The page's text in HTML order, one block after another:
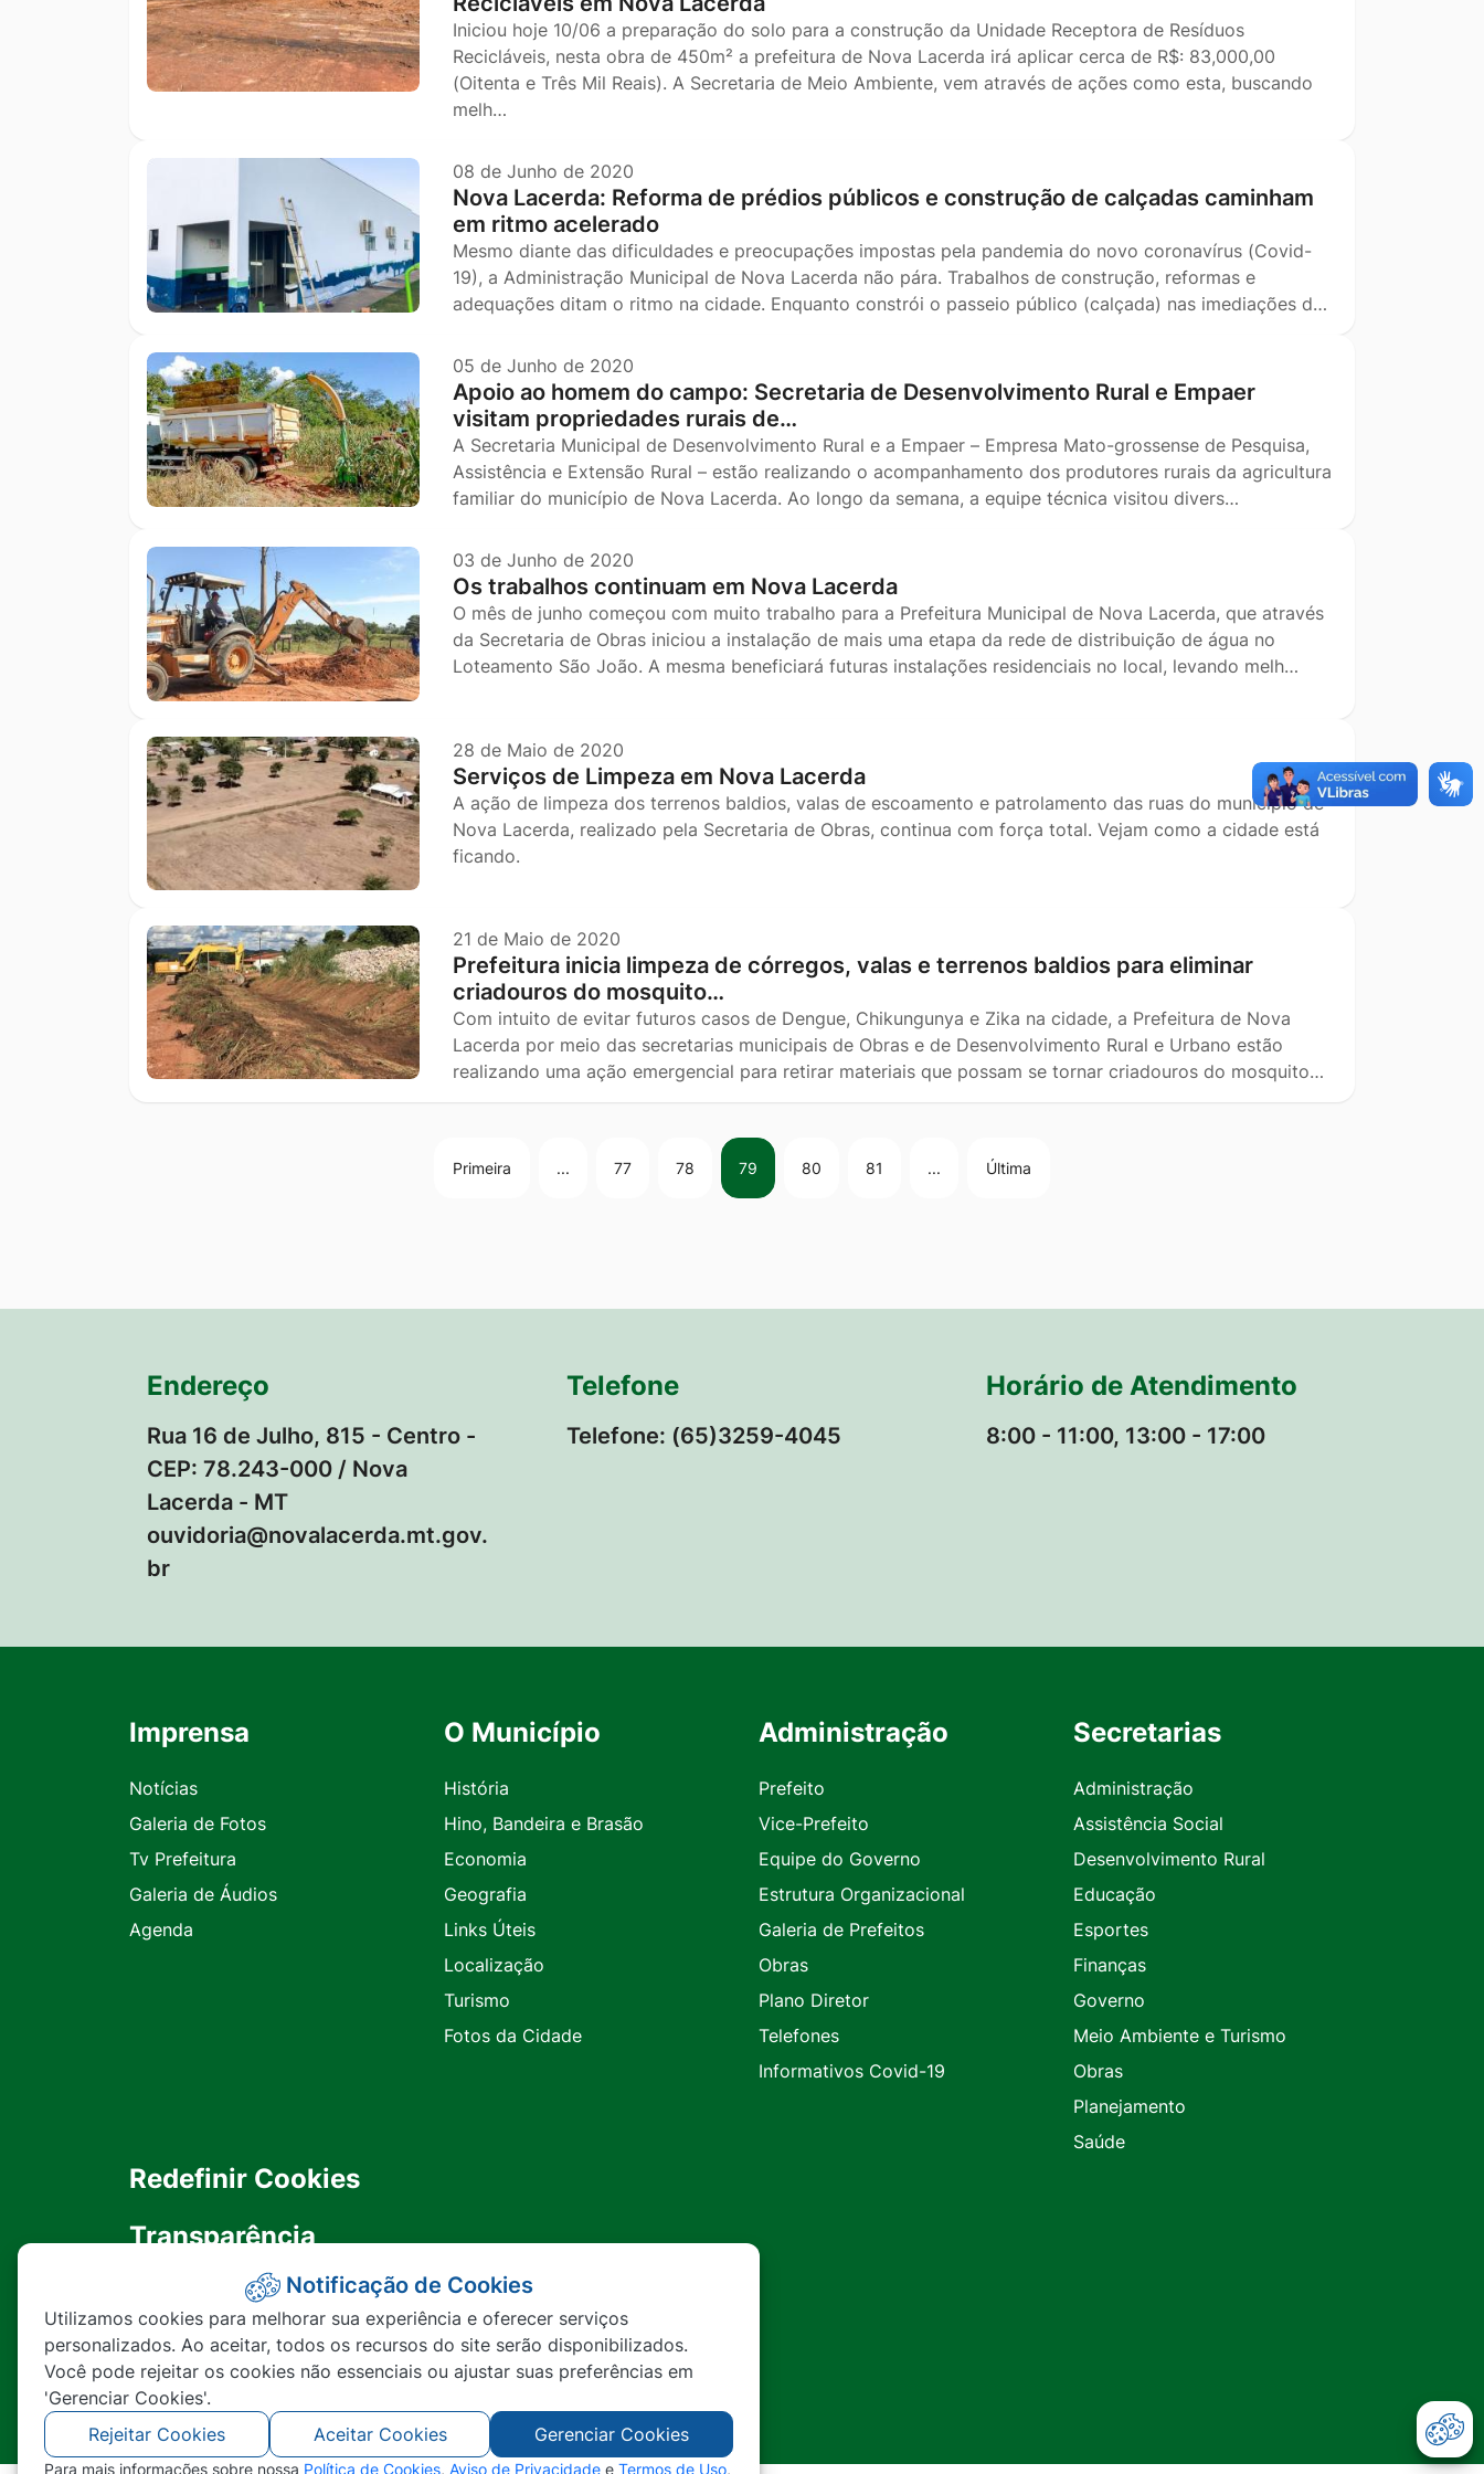
Iniciou hoje 10/06 a preparação do solo para a construção da Unidade Receptora de Resíduos
Recicláveis, nesta obra de 450m² a prefeitura de Nova Lacerda irá aplicar cerca de R$: 83,000,00
(Oitenta e Três Mil Reais). A Secretaria de Meio Ambiente, vem através de ações como esta, buscando
melh…
08 de Junho de 2020
Nova Lacerda: Reforma de prédios públicos e construção de calçadas caminham
em ritmo acelerado
Mesmo diante das dificuldades e preocupações impostas pela pandemia do novo coronavírus (Covid-
19), a Administração Municipal de Nova Lacerda não pára. Trabalhos de construção, reformas e
adequações ditam o ritmo na cidade. Enquanto constrói o passeio público (calçada) nas imediações d…
05 de Junho de 2020
Apoio ao homem do campo: Secretaria de Desenvolvimento Rural e Empaer
visitam propriedades rurais de…
A Secretaria Municipal de Desenvolvimento Rural e a Empaer – Empresa Mato-grossense de Pesquisa,
Assistência e Extensão Rural – estão realizando o acompanhamento dos produtores rurais da agricultura
familiar do município de Nova Lacerda. Ao longo da semana, a equipe técnica visitou divers…
03 de Junho de 2020
Os trabalhos continuam em Nova Lacerda
O mês de junho começou com muito trabalho para a Prefeitura Municipal de Nova Lacerda, que através
da Secretaria de Obras iniciou a instalação de mais uma etapa da rede de distribuição de água no
Loteamento São João. A mesma beneficiará futuras instalações residenciais no local, levando melh…
28 de Maio de 2020
Serviços de Limpeza em Nova Lacerda
A ação de limpeza dos terrenos baldios, valas de escoamento e patrolamento das ruas do município de
Nova Lacerda, realizado pela Secretaria de Obras, continua com força total. Vejam como a cidade está
ficando.
21 de Maio de 2020
Prefeitura inicia limpeza de córregos, valas e terrenos baldios para eliminar
criadouros do mosquito…
Com intuito de evitar futuros casos de Dengue, Chikungunya e Zika na cidade, a Prefeitura de Nova
Lacerda por meio das secretarias municipais de Obras e de Desenvolvimento Rural e Urbano estão
realizando uma ação emergencial para retirar materiais que possam se tornar criadouros do mosquito…
Primeira ... 77 78 79 80 81 ... Última
Endereço
Rua 16 de Julho, 815 - Centro -
CEP: 78.243-000 / Nova
Lacerda - MT
ouvidoria@novalacerda.mt.gov.
br
Telefone
Telefone: (65)3259-4045
Horário de Atendimento
8:00 - 11:00, 13:00 - 17:00
Seção do Rodapé e Contato
Imprensa
Notícias
Galeria de Fotos
Tv Prefeitura
Galeria de Áudios
Agenda
O Município
História
Hino, Bandeira e Brasão
Economia
Geografia
Links Úteis
Localização
Turismo
Fotos da Cidade
Administração
Prefeito
Vice-Prefeito
Equipe do Governo
Estrutura Organizacional
Galeria de Prefeitos
Obras
Plano Diretor
Telefones
Informativos Covid-19
Secretarias
Administração
Assistência Social
Desenvolvimento Rural
Educação
Esportes
Finanças
Governo
Meio Ambiente e Turismo
Obras
Planejamento
Saúde
Redefinir Cookies
Transparência
Ouvidoria
SIC
Notificação de Cookies
Utilizamos cookies para melhorar sua experiência e oferecer serviços
personalizados. Ao aceitar, todos os recursos do site serão disponibilizados.
Você pode rejeitar os cookies não essenciais ou ajustar suas preferências em
'Gerenciar Cookies'.
Rejeitar Cookies
Aceitar Cookies Gerenciar Cookies
Para mais informações sobre nossa Política de Cookies, Aviso de Privacidade e Termos de Uso,